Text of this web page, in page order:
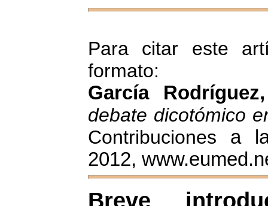
Para citar este
formato:
García
debate dicotómico
Contribuciones a
2012,
Breve